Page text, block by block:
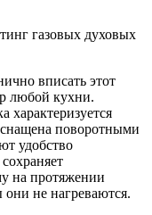
вписать этот
любой кухни.
характеризуется
поворотными
удобство
на протяжении
не нагреваются.